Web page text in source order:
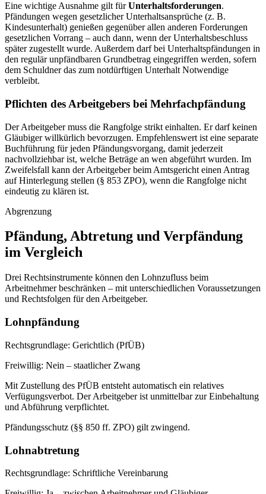
Eine wichtige Ausnahme gilt fürUnterhaltsforderungen.
Pfändungen wegen gesetzlicher Unterhaltsansprüche (z. B.
Kindesunterhalt) genießen gegenüber allen anderen Forderungen
gesetzlichen Vorrang – auch dann, wenn der Unterhaltsbeschluss
später zugestellt wurde. Außerdem darf bei Unterhaltspfändungen in
den regulär unpfändbaren Grundbetrag eingegriffen werden, sofern
dem Schuldner das zum notdürftigen Unterhalt Notwendige
verbleibt.
Pflichten des Arbeitgebers bei Mehrfachpfändung
Der Arbeitgeber muss die Rangfolge strikt einhalten. Er darf keinen
Gläubiger willkürlich bevorzugen. Empfehlenswert ist eine separate
Buchführung für jeden Pfändungsvorgang, damit jederzeit
nachvollziehbar ist, welche Beträge an wen abgeführt wurden. Im
Zweifelsfall kann der Arbeitgeber beim Amtsgericht einen Antrag
auf Hinterlegung stellen (§ 853 ZPO), wenn die Rangfolge nicht
eindeutig zu klären ist.
Abgrenzung
Pfändung, Abtretung und Verpfändung
im Vergleich
Drei Rechtsinstrumente können den Lohnzufluss beim
Arbeitnehmer beschränken – mit unterschiedlichen Voraussetzungen
und Rechtsfolgen für den Arbeitgeber.
Lohnpfändung
Rechtsgrundlage: Gerichtlich (PfÜB)
Freiwillig: Nein – staatlicher Zwang
Mit Zustellung des PfÜB entsteht automatisch ein relatives
Verfügungsverbot. Der Arbeitgeber ist unmittelbar zur Einbehaltung
und Abführung verpflichtet.
Pfändungsschutz (§§ 850 ff. ZPO) gilt zwingend.
Lohnabtretung
Rechtsgrundlage: Schriftliche Vereinbarung